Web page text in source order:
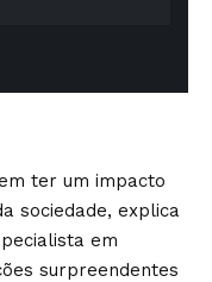
ter um impacto
sociedade, explica
em
surpreendentes